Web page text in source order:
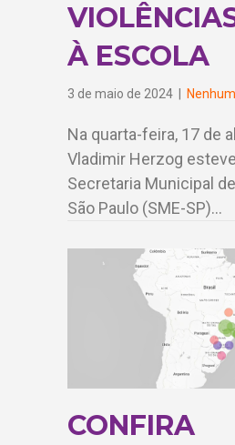
À ESCOLA
3 de maio de 2024
Na quarta-feira, 17 de
Vladimir Herzog
Secretaria Municipal
São Paulo (SME-SP)…
CONFIRA